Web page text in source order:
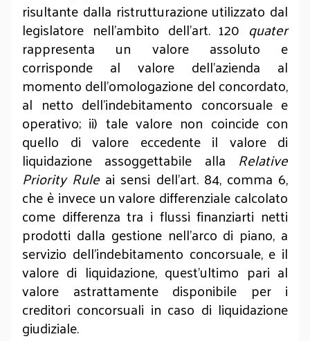
risultante dalla ristrutturazione utilizzato dal
legislatore nell’ambito dell’art. 120 quater
rappresenta un valore assoluto e
corrisponde al valore dell’azienda al
momento dell’omologazione del concordato,
al netto dell’indebitamento concorsuale e
operativo; ii) tale valore non coincide con
quello di valore eccedente il valore di
liquidazione assoggettabile alla Relative
Priority Rule ai sensi dell’art. 84, comma 6,
che è invece un valore differenziale calcolato
come differenza tra i flussi finanziarti netti
prodotti dalla gestione nell’arco di piano, a
servizio dell’indebitamento concorsuale, e il
valore di liquidazione, quest’ultimo pari al
valore astrattamente disponibile per i
creditori concorsuali in caso di liquidazione
giudiziale.